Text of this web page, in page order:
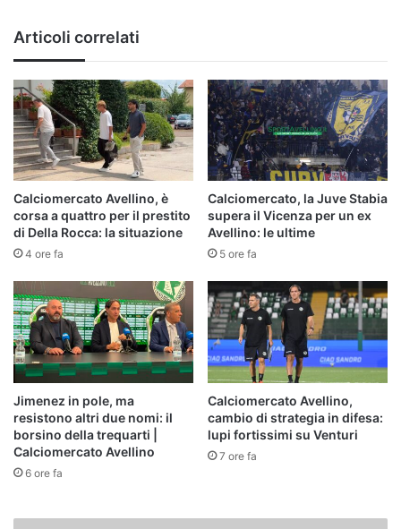
Articoli correlati
Calciomercato Avellino, è
corsa a quattro per il prestito
di Della Rocca: la situazione
4 ore fa
Calciomercato, la Juve Stabia
supera il Vicenza per un ex
Avellino: le ultime
5 ore fa
Jimenez in pole, ma
resistono altri due nomi: il
borsino della trequarti |
Calciomercato Avellino
6 ore fa
Calciomercato Avellino,
cambio di strategia in difesa:
lupi fortissimi su Venturi
7 ore fa